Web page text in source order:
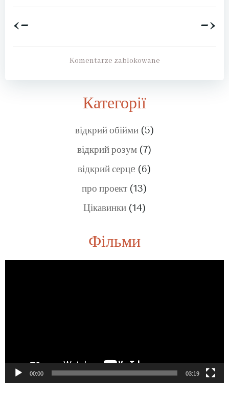
Post
<- ->
Komentarze zablokowane
Категорії
відкрий обійми(5)
відкрий розум(7)
відкрий серцe (6)
про проект(13)
Цікавинки(14)
Фільми
00:00 03:19